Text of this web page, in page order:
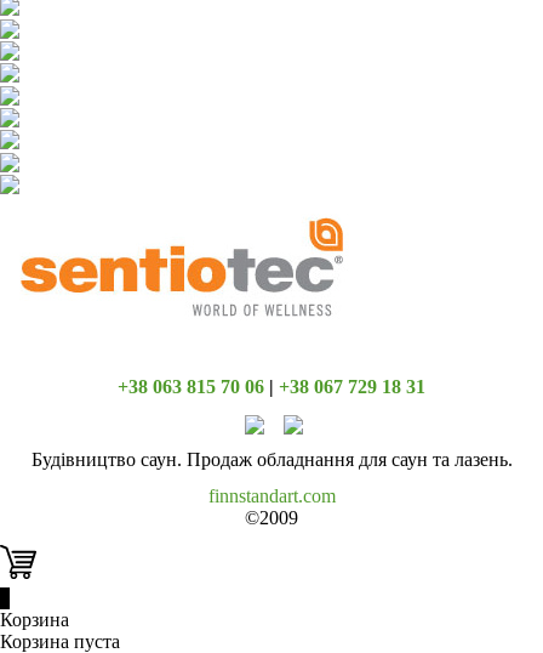
+38 063 815 70 06 | +38 067 729 18 31
Будівництво саун. Продаж обладнання для саун та лазень.
finnstandart.com
©2009
Корзина
Корзина пуста